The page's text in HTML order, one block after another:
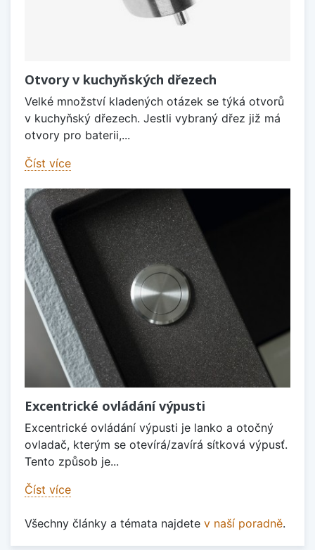
Otvory v kuchyňských dřezech
Velké množství kladených otázek se týká otvorů
v kuchyňský dřezech. Jestli vybraný dřez již má
otvory pro baterii,...
Číst více
Excentrické ovládání výpusti
Excentrické ovládání výpusti je lanko a otočný
ovladač, kterým se otevírá/zavírá sítková výpusť.
Tento způsob je...
Číst více
Všechny články a témata najdete v naší poradně.